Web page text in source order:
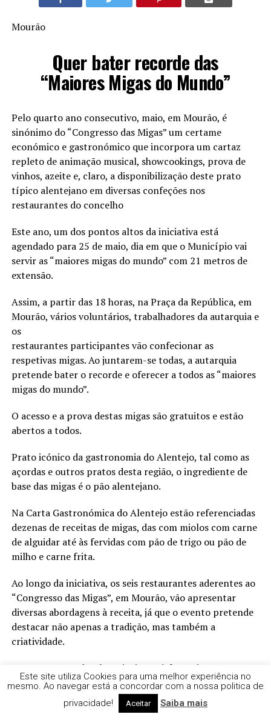
Mourão
Quer bater recorde das
“Maiores Migas do Mundo”
Pelo quarto ano consecutivo, maio, em Mourão, é
sinónimo do “Congresso das Migas” um certame
económico e gastronómico que incorpora um cartaz
repleto de animação musical, showcookings, prova de
vinhos, azeite e, claro, a disponibilização deste prato
típico alentejano em diversas confeções nos
restaurantes do concelho
Este ano, um dos pontos altos da iniciativa está
agendado para 25 de maio, dia em que o Município vai
servir as “maiores migas do mundo” com 21 metros de
extensão.
Assim, a partir das 18 horas, na Praça da República, em
Mourão, vários voluntários, trabalhadores da autarquia e
os
restaurantes participantes vão confecionar as
respetivas migas. Ao juntarem-se todas, a autarquia
pretende bater o recorde e oferecer a todos as “maiores
migas do mundo”.
O acesso e a prova destas migas são gratuitos e estão
abertos a todos.
Prato icónico da gastronomia do Alentejo, tal como as
açordas e outros pratos desta região, o ingrediente de
base das migas é o pão alentejano.
Na Carta Gastronómica do Alentejo estão referenciadas
dezenas de receitas de migas, das com miolos com carne
de alguidar até às fervidas com pão de trigo ou pão de
milho e carne frita.
Ao longo da iniciativa, os seis restaurantes aderentes ao
“Congresso das Migas”, em Mourão, vão apresentar
diversas abordagens à receita, já que o evento pretende
destacar não apenas a tradição, mas também a
criatividade.
Bem no centro do Alentejo, junto à fronteira com
Espanha, e banhado pelo lago Alqueva, o concelho de
Mourão, denominado Capital de Alqueva, promove um
congresso em tributo a esta iguaria, no qual o cante, a
Este site utiliza Cookies para uma melhor experiência no
mesmo. Ao navegar está a concordar com a nossa politica de
privacidade!
Aceitar Saiba mais